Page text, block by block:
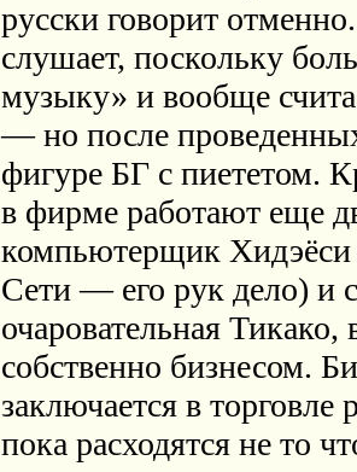
русски говорит
слушает, поскольку
музыку» и вообще
— но после
фигуре БГ с пиететом.
в фирме работают еще
компьютерщик Хидэёси
Сети — его рук дело) и
очаровательная
собственно бизнесом.
заключается в
пока расходятся не то